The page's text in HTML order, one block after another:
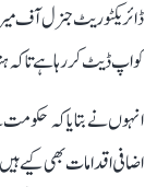
ڈائریکٹوریٹ جنرل آف
کو اپ ڈیٹ کر رہا ہے تاکہ
انہوں نے بتایا کہ حکومت